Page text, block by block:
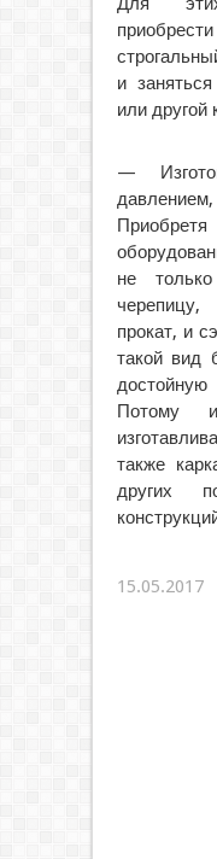
и
или другой
—
не
прокат, и
такой вид
Потому
также
других
15.05.2017